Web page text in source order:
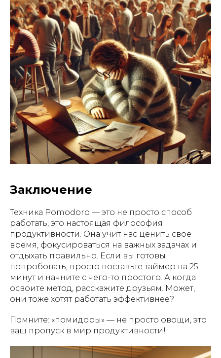
Заключение
Техника Pomodoro — это не просто способ
работать, это настоящая философия
продуктивности. Она учит нас ценить своё
время, фокусироваться на важных задачах и
отдыхать правильно. Если вы готовы
попробовать, просто поставьте таймер на 25
минут и начните с чего-то простого. А когда
освоите метод, расскажите друзьям. Может,
они тоже хотят работать эффективнее?
Помните: «помидоры» — не просто овощи, это
ваш пропуск в мир продуктивности!
support@neuroboost.io
Документы
Мы используем файлы cookie, для персонализации
сервисов и повышения удобства пользования сайтом.
Если вы не согласны на их использование, поменяйте
настройки браузера.
Остались вопросы?
Напишите нам!
Мы в социальных сетях:
Санкт-Петербург г, ул. Чапаева, д. 3, литера Б,
этаж 5, пом. 12Н, 197046
Написать нам:
ООО «Инвест Портал». ИНН 7801558015. ОГРН
1117847434550
Образовательные услуги оказываются ООО «ИНВЕСТ
ПОРТАЛ» на основании Лицензии №Л035-01271-
78/00675461 от 4 сентября 2023 года.
Образовательные услуги оказываются в соответствии с
Федеральным законом от 04.05.2011 № 99-ФЗ «О